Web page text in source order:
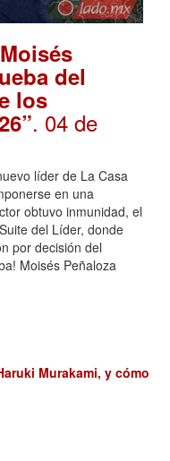
del
los
. 04 de
líder de La Casa
en una
obtuvo inmunidad, el
del Líder, donde
por decisión del
Moisés Peñaloza
Murakami, y cómo